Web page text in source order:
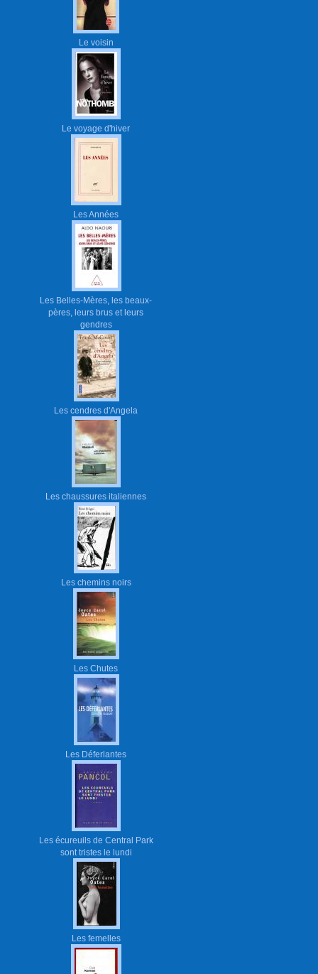
Le voisin
Le voyage d'hiver
Les Années
Les Belles-Mères, les beaux-
pères, leurs brus et leurs
gendres
Les cendres d'Angela
Les chaussures italiennes
Les chemins noirs
Les Chutes
Les Déferlantes
Les écureuils de Central Park
sont tristes le lundi
Les femelles